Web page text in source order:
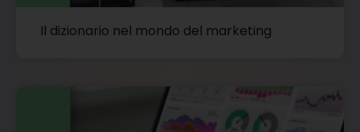
Il dizionario nel mondo del marketing